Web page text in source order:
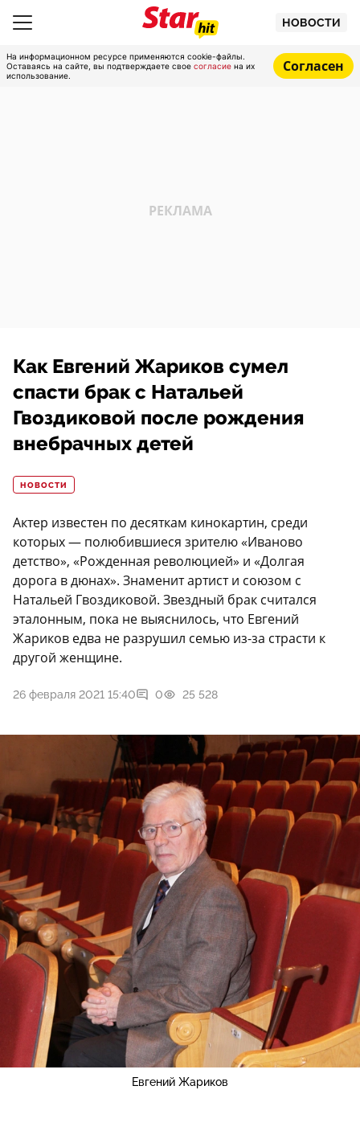
НОВОСТИ
На информационном ресурсе применяются cookie-файлы.
Оставаясь на сайте, вы подтверждаете свое согласие на их
использование.
Согласен
Как Евгений Жариков сумел
спасти брак с Натальей
Гвоздиковой после рождения
внебрачных детей
НОВОСТИ
Актер известен по десяткам кинокартин, среди
которых — полюбившиеся зрителю «Иваново
детство», «Рожденная революцией» и «Долгая
дорога в дюнах». Знаменит артист и союзом с
Натальей Гвоздиковой. Звездный брак считался
эталонным, пока не выяснилось, что Евгений
Жариков едва не разрушил семью из-за страсти к
другой женщине.
26 февраля 2021 15:40 0 25 528
Евгений Жариков